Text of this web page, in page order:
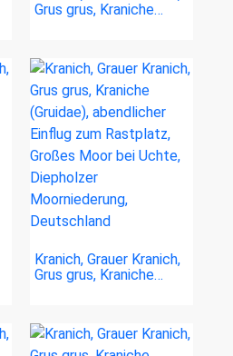
Grus grus, Kraniche…
Kranich, Grauer Kranich,
Grus grus, Kraniche…